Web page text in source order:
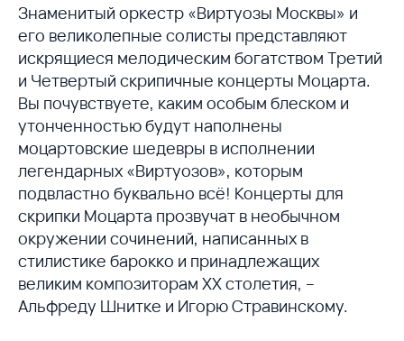
Знаменитый оркестр «Виртуозы Москвы» и
его великолепные солисты представляют
искрящиеся мелодическим богатством Третий
и Четвертый скрипичные концерты Моцарта.
Вы почувствуете, каким особым блеском и
утонченностью будут наполнены
моцартовские шедевры в исполнении
легендарных «Виртуозов», которым
подвластно буквально всё! Концерты для
скрипки Моцарта прозвучат в необычном
окружении сочинений, написанных в
стилистике барокко и принадлежащих
великим композиторам XX столетия, –
Альфреду Шнитке и Игорю Стравинскому.